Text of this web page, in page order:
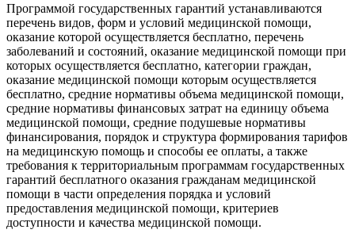
Программой государственных гарантий устанавливаются
перечень видов, форм и условий медицинской помощи,
оказание которой осуществляется бесплатно, перечень
заболеваний и состояний, оказание медицинской помощи при
которых осуществляется бесплатно, категории граждан,
оказание медицинской помощи которым осуществляется
бесплатно, средние нормативы объема медицинской помощи,
средние нормативы финансовых затрат на единицу объема
медицинской помощи, средние подушевые нормативы
финансирования, порядок и структура формирования тарифов
на медицинскую помощь и способы ее оплаты, а также
требования к территориальным программам государственных
гарантий бесплатного оказания гражданам медицинской
помощи в части определения порядка и условий
предоставления медицинской помощи, критериев
доступности и качества медицинской помощи.